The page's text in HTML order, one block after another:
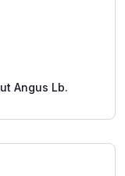
Angus Lb.